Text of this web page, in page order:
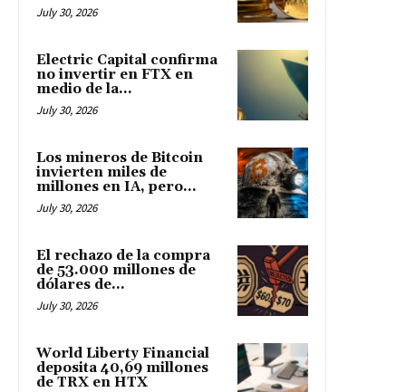
July 30, 2026
Electric Capital confirma
no invertir en FTX en
medio de la...
July 30, 2026
Los mineros de Bitcoin
invierten miles de
millones en IA, pero...
July 30, 2026
El rechazo de la compra
de 53.000 millones de
dólares de...
July 30, 2026
World Liberty Financial
deposita 40,69 millones
de TRX en HTX